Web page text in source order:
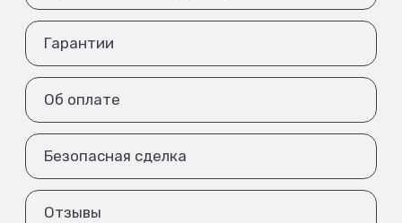
Гарантии
Об оплате
Безопасная сделка
Отзывы